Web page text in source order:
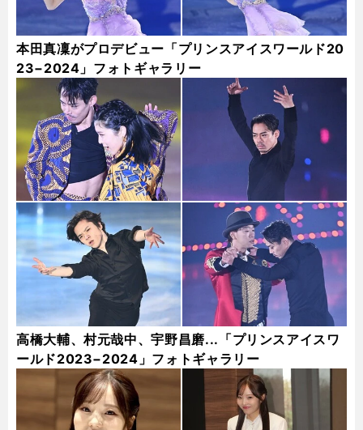
本田真凜がプロデビュー「プリンスアイスワールド20
23−2024」フォトギャラリー
高橋大輔、村元哉中、宇野昌磨...「プリンスアイスワ
ールド2023−2024」フォトギャラリー